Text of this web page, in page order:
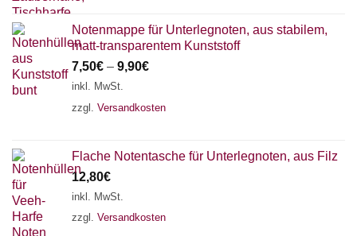
Notenmappe für Unterlegnoten, aus stabilem,
matt-transparentem Kunststoff
7,50€ – 9,90€
inkl. MwSt.
zzgl. Versandkosten
Flache Notentasche für Unterlegnoten, aus Filz
12,80€
inkl. MwSt.
zzgl. Versandkosten